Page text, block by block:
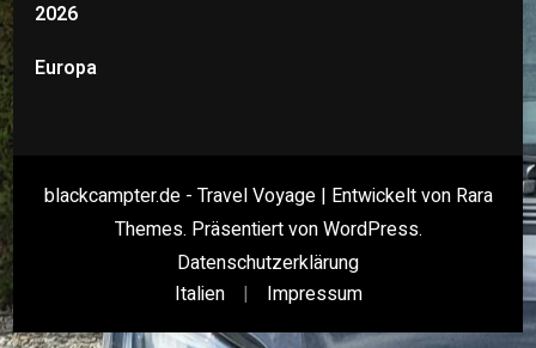
2026
Europa
blackcampter.de - Travel Voyage | Entwickelt von Rara
Themes. Präsentiert vonWordPress.
Datenschutzerklärung
Italien
Impressum